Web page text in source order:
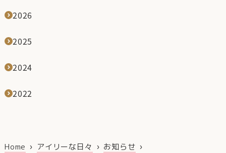
2026
2025
2024
2022
Home アイリーな日々
お知らせ